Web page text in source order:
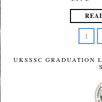
1
UKSSSC GRADUATION